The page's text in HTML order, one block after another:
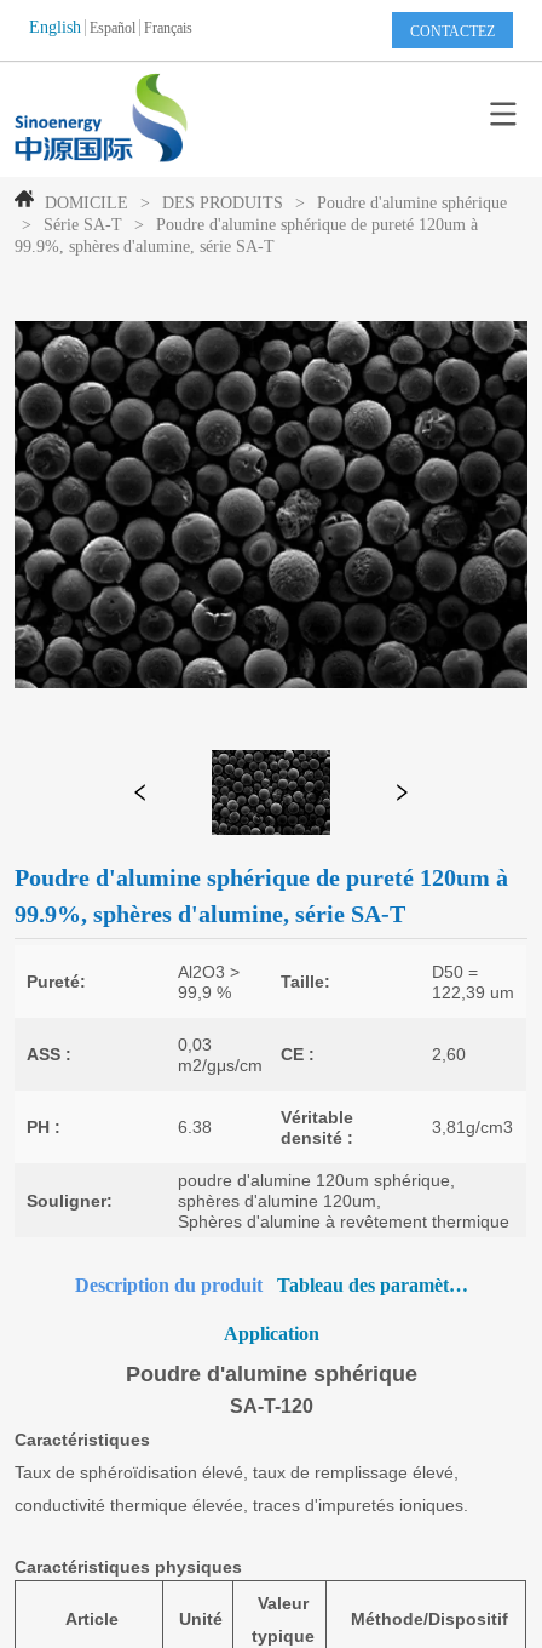
English Español Français CONTACTEZ
DOMICILE > DES PRODUITS >
Poudre d'alumine sphérique
>
Série SA-T >
Poudre d'alumine sphérique de pureté 120um à
99.9%, sphères d'alumine, série SA-T
Poudre d'alumine sphérique de pureté 120um à
99.9%, sphères d'alumine, série SA-T
Description du produit Tableau des paramètres
Application
Poudre d'alumine sphérique
SA-T-120
Caractéristiques
Taux de sphéroïdisation élevé, taux de remplissage élevé,
conductivité thermique élevée, traces d'impuretés ioniques.
Caractéristiques physiques
Article Unité
Valeur
typique
Méthode/Dispositif